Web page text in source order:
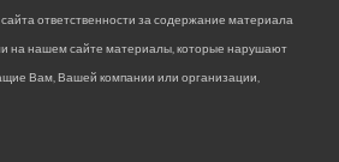
ответственности за содержание материала
на нашем сайте материалы, которые нарушают
Вам, Вашей компании или организации,